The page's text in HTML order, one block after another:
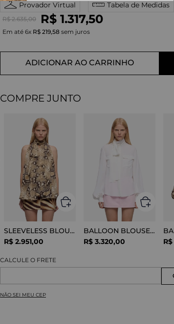
Provador Virtual Tabela de Medidas
R$ 2.635,00 R$ 1.317,50
Em até 6x R$ 219,58 sem juros
ADICIONAR AO CARRINHO
COMPRE JUNTO
SLEEVELESS BLOUSE VISCOSE SNAKE
R$ 2.951,00
BALLOON BLOUSE SILK OPTICAL WHITE
R$ 3.320,00
R$
NÃO SEI MEU CEP